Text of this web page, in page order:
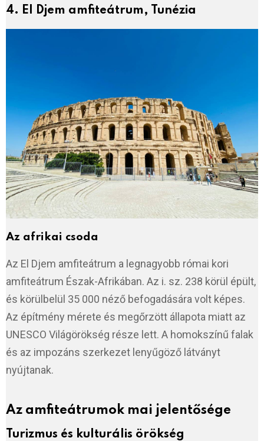
4. El Djem amfiteátrum, Tunézia
Az afrikai csoda
Az El Djem amfiteátrum a legnagyobb római kori
amfiteátrum Észak-Afrikában. Az i. sz. 238 körül épült,
és körülbelül 35 000 néző befogadására volt képes.
Az építmény mérete és megőrzött állapota miatt az
UNESCO Világörökség része lett. A homokszínű falak
és az impozáns szerkezet lenyűgöző látványt
nyújtanak.
Az amfiteátrumok mai jelentősége
Turizmus és kulturális örökség